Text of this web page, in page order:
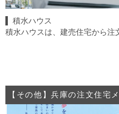
積水ハウス
積水ハウスは、建売住宅から注
【その他】兵庫の注文住宅